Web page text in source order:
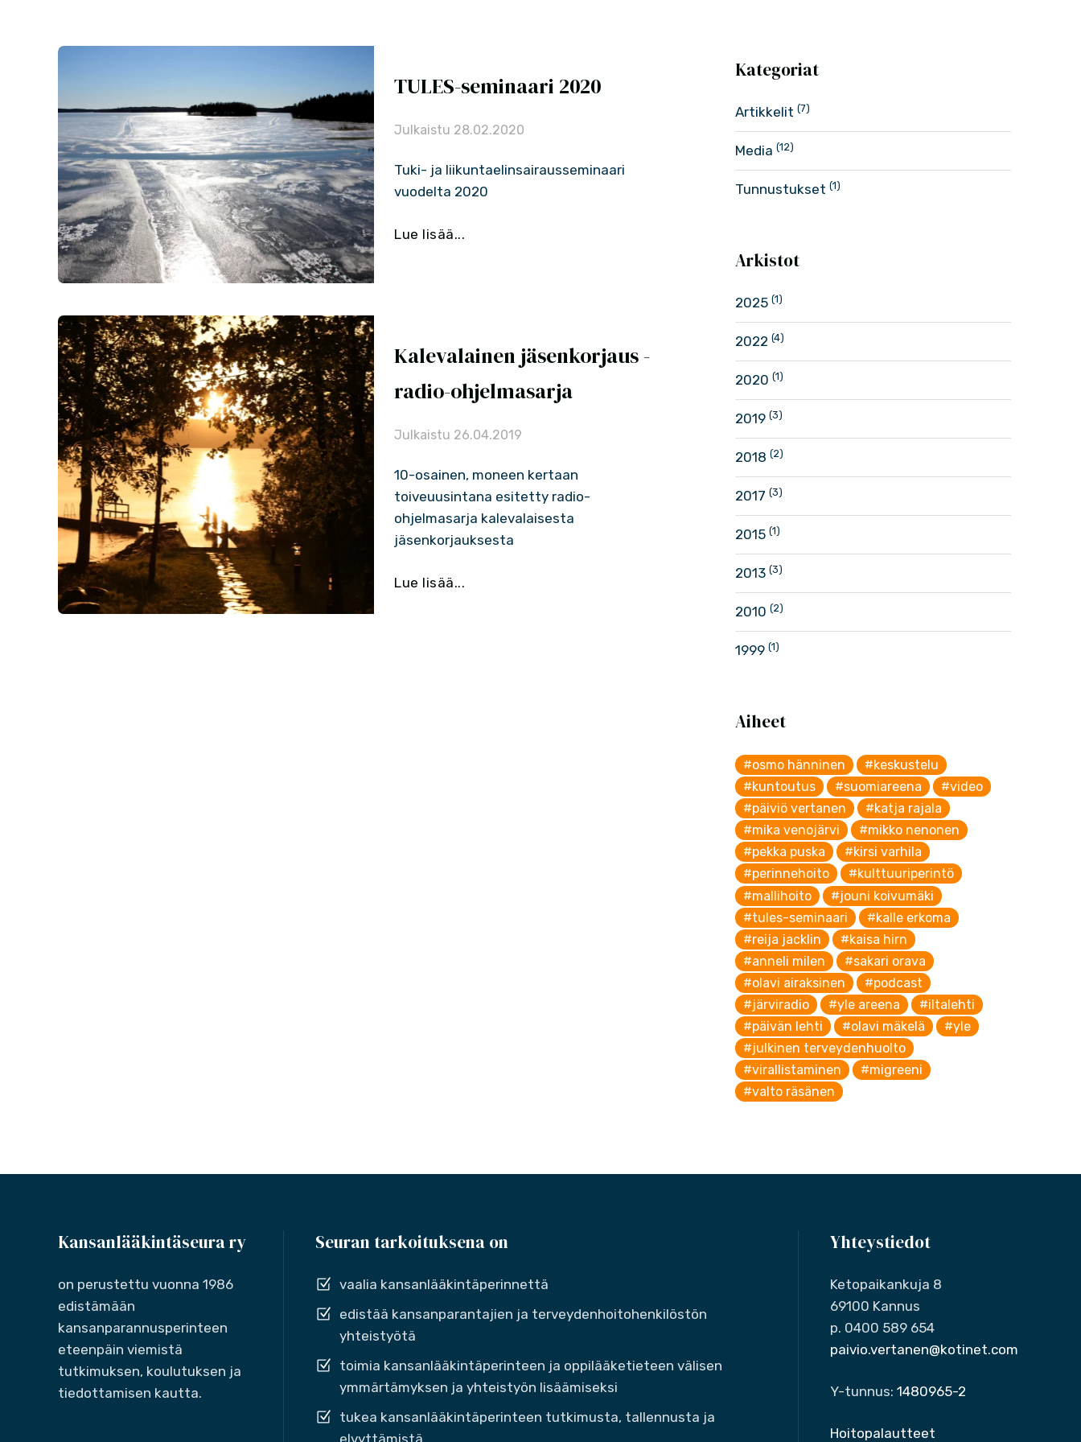
TULES-seminaari 2020
Julkaistu 28.02.2020
Tuki- ja liikuntaelinsairausseminaari
vuodelta 2020
Lue lisää...
Kalevalainen jäsenkorjaus -
radio-ohjelmasarja
Julkaistu 26.04.2019
10-osainen, moneen kertaan
toiveuusintana esitetty radio-
ohjelmasarja kalevalaisesta
jäsenkorjauksesta
Lue lisää...
Kategoriat
Artikkelit (7)
Media (12)
Tunnustukset (1)
Arkistot
2025 (1)
2022 (4)
2020 (1)
2019 (3)
2018 (2)
2017 (3)
2015 (1)
2013 (3)
2010 (2)
1999 (1)
Aiheet
#osmo hänninen
#keskustelu
#kuntoutus
#suomiareena
#video
#päiviö vertanen
#katja rajala
#mika venojärvi
#mikko nenonen
#pekka puska
#kirsi varhila
#perinnehoito
#kulttuuriperintö
#mallihoito
#jouni koivumäki
#tules-seminaari
#kalle erkoma
#reija jacklin
#kaisa hirn
#anneli milen
#sakari orava
#olavi airaksinen
#podcast
#järviradio
#yle areena
#iltalehti
#päivän lehti
#olavi mäkelä
#yle
#julkinen terveydenhuolto
#virallistaminen
#migreeni
#valto räsänen
Kansanlääkintäseura ry
on perustettu vuonna 1986
edistämään
kansanparannusperinteen
eteenpäin viemistä
tutkimuksen, koulutuksen ja
tiedottamisen kautta.
Seuran tarkoituksena on
vaalia kansanlääkintäperinnettä
edistää kansanparantajien ja terveydenhoitohenkilöstön
yhteistyötä
toimia kansanlääkintäperinteen ja oppilääketieteen välisen
ymmärtämyksen ja yhteistyön lisäämiseksi
tukea kansanlääkintäperinteen tutkimusta, tallennusta ja
Yhteystiedot
Ketopaikankuja 8
69100 Kannus
p. 0400 589 654
paivio.vertanen@kotinet.com
Y-tunnus: 1480965-2
Hoitopalautteet